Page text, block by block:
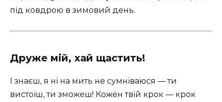
під ковдрою в зимовий день.
Друже мій, хай щастить!
І знаєш, я ні на мить не сумніваюся — ти
вистоїш, ти зможеш! Кожен твій крок — крок